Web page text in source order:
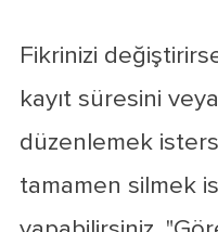
Fikrinizi
kayıt süresini
düzenlemek
tamamen silmek